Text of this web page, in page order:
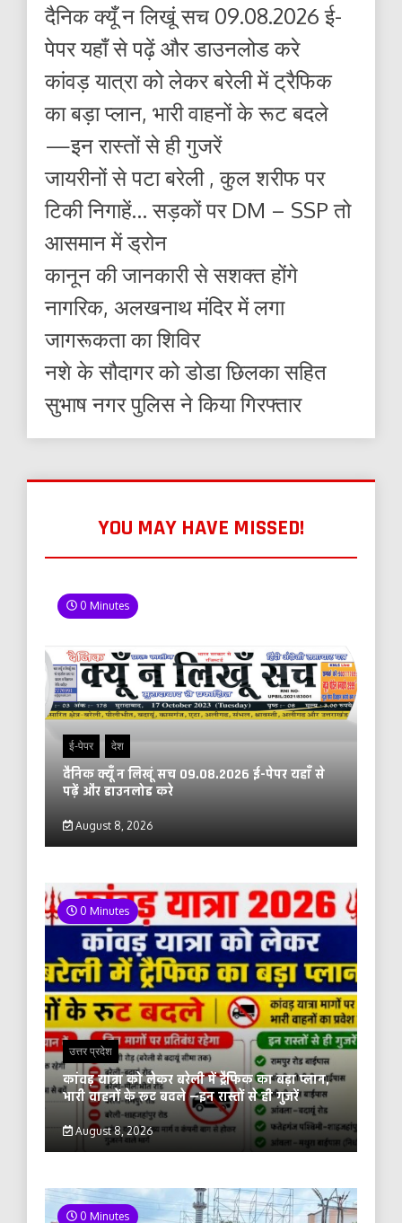
दैनिक क्यूँ न लिखूं सच 09.08.2026 ई-
पेपर यहाँ से पढ़ें और डाउनलोड करे
कांवड़ यात्रा को लेकर बरेली में ट्रैफिक
का बड़ा प्लान, भारी वाहनों के रूट बदले
—इन रास्तों से ही गुजरें
जायरीनों से पटा बरेली , कुल शरीफ पर
टिकी निगाहें… सड़कों पर DM – SSP तो
आसमान में ड्रोन
कानून की जानकारी से सशक्त होंगे
नागरिक, अलखनाथ मंदिर में लगा
जागरूकता का शिविर
नशे के सौदागर को डोडा छिलका सहित
सुभाष नगर पुलिस ने किया गिरफ्तार
YOU MAY HAVE MISSED!
0 Minutes
ई-पेपर देश
दैनिक क्यूँ न लिखूं सच 09.08.2026 ई-पेपर यहाँ से
पढ़ें और डाउनलोड करे
August 8, 2026
0 Minutes
उत्तर प्रदेश
कांवड़ यात्रा को लेकर बरेली में ट्रैफिक का बड़ा प्लान,
भारी वाहनों के रूट बदले —इन रास्तों से ही गुजरें
August 8, 2026
0 Minutes